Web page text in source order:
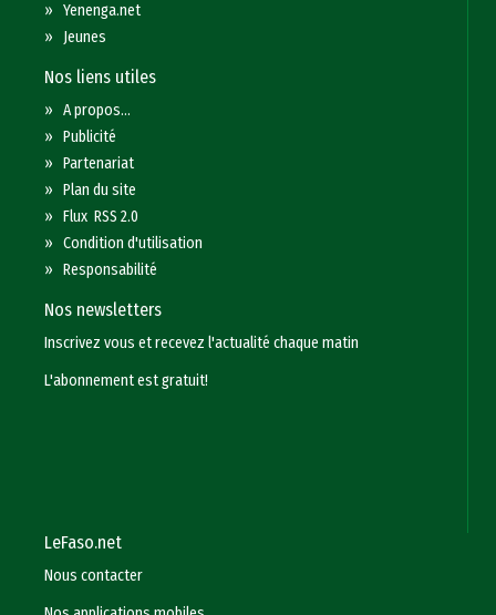
»Yenenga.net
» Jeunes
Nos liens utiles
»A propos...
»Publicité
»Partenariat
»Plan du site
»Flux RSS 2.0
»Condition d'utilisation
»Responsabilité
Nos newsletters
Inscrivez vous et recevez l'actualité chaque matin
L'abonnement est gratuit!
LeFaso.net
Nous contacter